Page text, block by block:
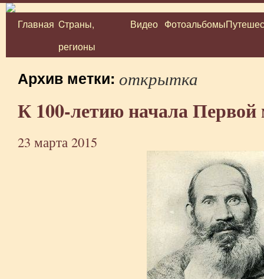
Перейти
Главная Cтраны,
регионы
Видео Фотоальбомы
Архив метки: открытка
К 100-летию начала
23 марта 2015